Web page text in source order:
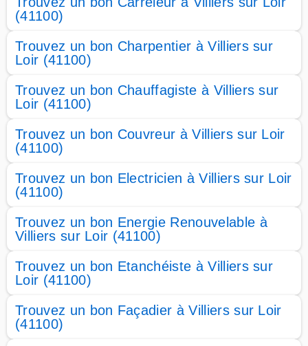
(41100)
Trouvez un bon Charpentier à Villiers sur
Loir (41100)
Trouvez un bon Chauffagiste à Villiers sur
Loir (41100)
Trouvez un bon Couvreur à Villiers sur Loir
(41100)
Trouvez un bon Electricien à Villiers sur Loir
(41100)
Trouvez un bon Energie Renouvelable à
Villiers sur Loir (41100)
Trouvez un bon Etanchéiste à Villiers sur
Loir (41100)
Trouvez un bon Façadier à Villiers sur Loir
(41100)